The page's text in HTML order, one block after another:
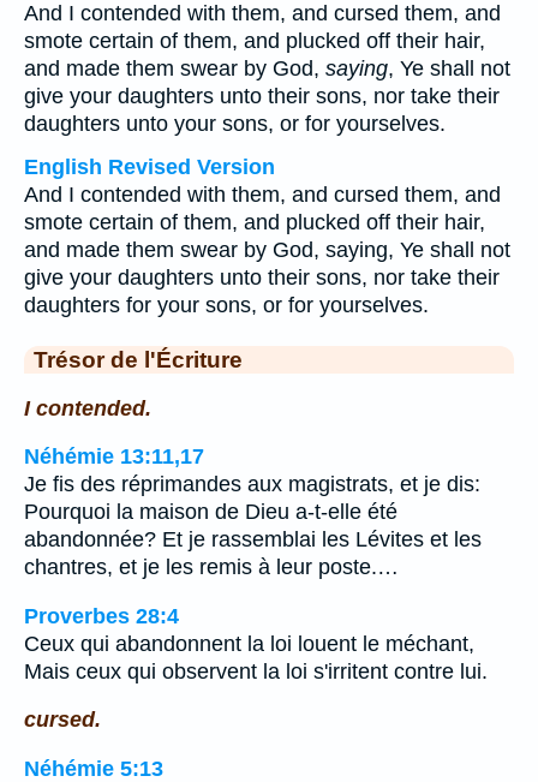
And I contended with them, and cursed them, and
smote certain of them, and plucked off their hair,
and made them swear by God, saying, Ye shall not
give your daughters unto their sons, nor take their
daughters unto your sons, or for yourselves.
English Revised Version
And I contended with them, and cursed them, and
smote certain of them, and plucked off their hair,
and made them swear by God, saying, Ye shall not
give your daughters unto their sons, nor take their
daughters for your sons, or for yourselves.
Trésor de l'Écriture
I contended.
Néhémie 13:11,17
Je fis des réprimandes aux magistrats, et je dis:
Pourquoi la maison de Dieu a-t-elle été
abandonnée? Et je rassemblai les Lévites et les
chantres, et je les remis à leur poste.…
Proverbes 28:4
Ceux qui abandonnent la loi louent le méchant,
Mais ceux qui observent la loi s'irritent contre lui.
cursed.
Néhémie 5:13